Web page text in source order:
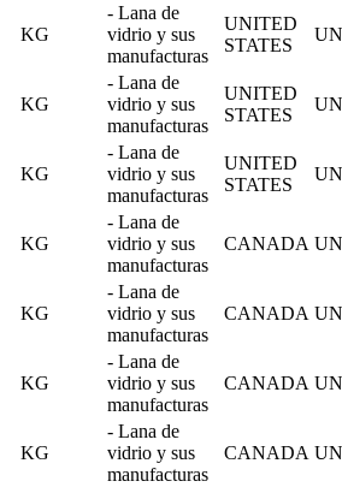
KG
- Lana de
vidrio y sus
manufacturas
UNITED
STATES
KG
- Lana de
vidrio y sus
manufacturas
UNITED
STATES
KG
- Lana de
vidrio y sus
manufacturas
UNITED
STATES
KG
- Lana de
vidrio y sus
manufacturas
CANADA
KG
- Lana de
vidrio y sus
manufacturas
CANADA
KG
- Lana de
vidrio y sus
manufacturas
CANADA
KG
- Lana de
vidrio y sus
manufacturas
CANADA